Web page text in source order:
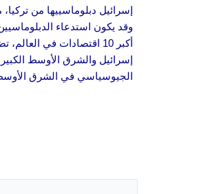
إسرائيل دبلوماسييها من
وقد يكون استدعاء
أكبر 10 اقتصادات في
إسرائيل والشرق الأوسط الكبير.
الجيوسياسي في الشرق